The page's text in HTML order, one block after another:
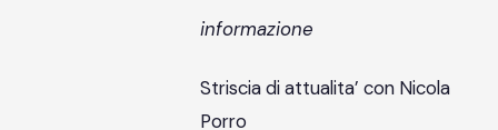
informazione
Striscia di attualita’ con Nicola
Porro